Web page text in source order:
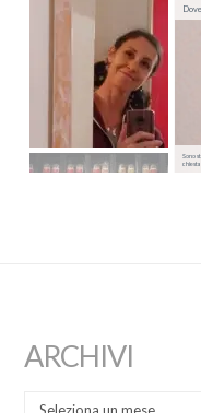
Sono
ARCHIVI